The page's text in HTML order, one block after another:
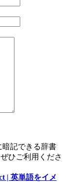
暗記できる辞書
ひご利用くださ
| 英単語をイメ